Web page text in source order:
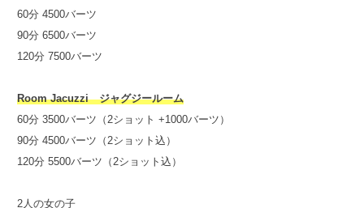
60分 4500バーツ
90分 6500バーツ
120分 7500バーツ
Room Jacuzzi ジャグジールーム
60分 3500バーツ（2ショット +1000バーツ）
90分 4500バーツ（2ショット込）
120分 5500バーツ（2ショット込）
2人の女の子